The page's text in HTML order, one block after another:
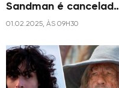
Sandman é
na 2ª temporada
01.02.2025, ÀS 09H30